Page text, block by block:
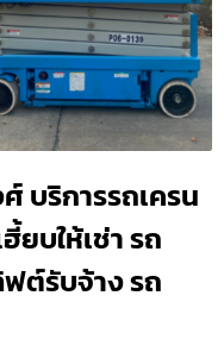
บริการรถเครน
ฮี้ยบให้เช่า รถ
ฟต์รับจ้าง รถ